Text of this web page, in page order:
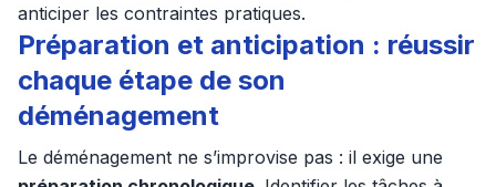
anticiper les contraintes pratiques.
Préparation et anticipation : réussir
chaque étape de son
déménagement
Le déménagement ne s’improvise pas : il exige une